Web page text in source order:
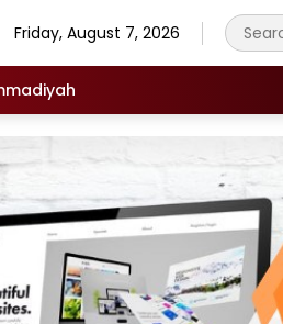
Friday, August 7, 2026